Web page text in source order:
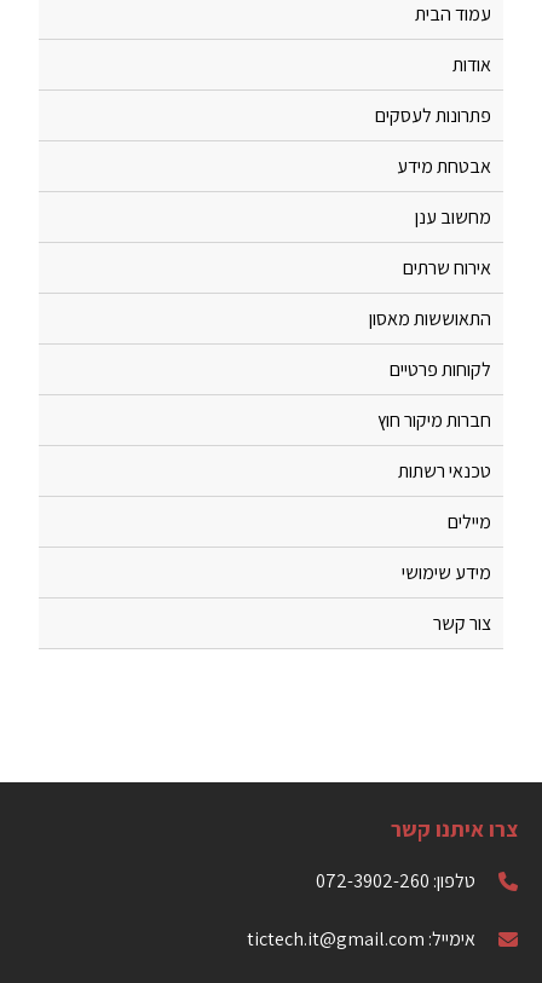
עמוד הבית
אודות
פתרונות לעסקים
אבטחת מידע
מחשוב ענן
אירוח שרתים
התאוששות מאסון
לקוחות פרטיים
חברות מיקור חוץ
טכנאי רשתות
מיילים
מידע שימושי
צור קשר
צרו איתנו קשר
טלפון: 072-3902-260
אימייל: tictech.it@gmail.com